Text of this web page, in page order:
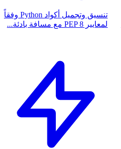
تنسيق وتجميل أكواد Python وفقاً
لمعايير PEP 8 مع مسافة بادئة...